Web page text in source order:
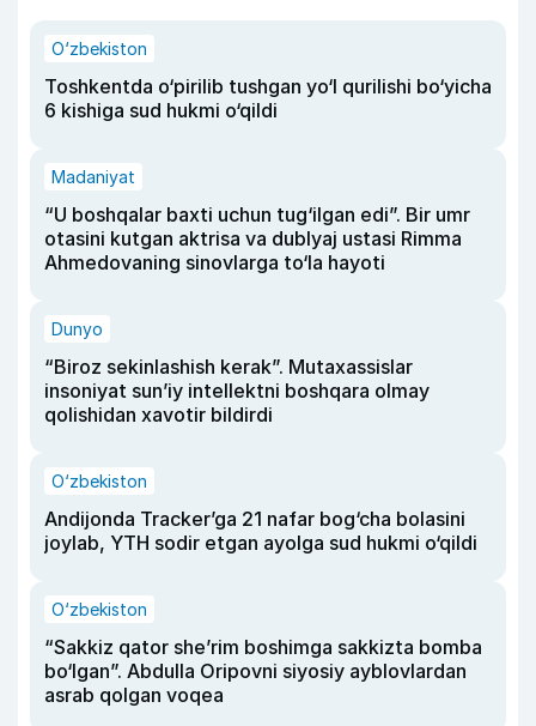
O‘zbekiston
Toshkentda o‘pirilib tushgan yo‘l qurilishi bo‘yicha
6 kishiga sud hukmi o‘qildi
Madaniyat
“U boshqalar baxti uchun tug‘ilgan edi”. Bir umr
otasini kutgan aktrisa va dublyaj ustasi Rimma
Ahmedovaning sinovlarga to‘la hayoti
Dunyo
“Biroz sekinlashish kerak”. Mutaxassislar
insoniyat sun’iy intellektni boshqara olmay
qolishidan xavotir bildirdi
O‘zbekiston
Andijonda Tracker’ga 21 nafar bog‘cha bolasini
joylab, YTH sodir etgan ayolga sud hukmi o‘qildi
O‘zbekiston
“Sakkiz qator she’rim boshimga sakkizta bomba
bo‘lgan”. Abdulla Oripovni siyosiy ayblovlardan
asrab qolgan voqea